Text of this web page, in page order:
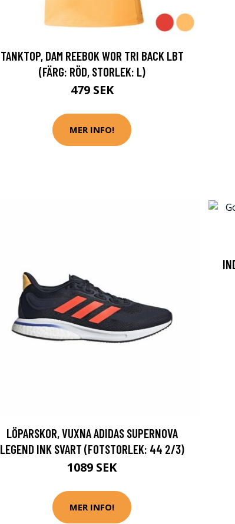
TANKTOP, DAM REEBOK WOR TRI BACK LBT
(FÄRG: RÖD, STORLEK: L)
479 SEK
MER INFO!
LÖPARSKOR, VUXNA ADIDAS SUPERNOVA
LEGEND INK SVART (FOTSTORLEK: 44 2/3)
1089 SEK
MER INFO!